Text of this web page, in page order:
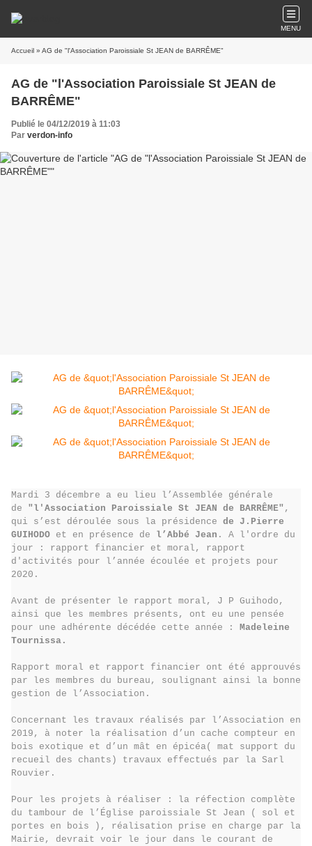
MENU
Accueil » AG de "l'Association Paroissiale St JEAN de BARRÊME"
AG de "l'Association Paroissiale St JEAN de
BARRÊME"
Publié le 04/12/2019 à 11:03
Par verdon-info
Mardi 3 décembre a eu lieu l’Assemblée générale
de "l'Association Paroissiale St JEAN de BARRÊME" ,
qui s’est déroulée sous la présidence de J.Pierre
GUIHODO et en présence de l’Abbé Jean . A l'ordre du
jour : rapport financier et moral, rapport
d'activités pour l’année écoulée et projets pour
2020.
Avant de présenter le rapport moral, J P Guihodo,
ainsi que les membres présents, ont eu une pensée
pour une adhérente décédée cette année :
Madeleine
Tournissa.
Rapport moral et rapport financier ont été approuvés
par les membres du bureau, soulignant ainsi la bonne
gestion de l’Association.
Concernant les travaux réalisés par l’Association en
2019, à noter la réalisation d’un cache compteur en
bois exotique et d’un mât en épicéa( mat support du
recueil des chants) travaux effectués par la Sarl
Rouvier.
Pour les projets à réaliser : la réfection complète
du tambour de l’Église paroissiale St Jean ( sol et
portes en bois ), réalisation prise en charge par la
Mairie, devrait voir le jour dans le courant de